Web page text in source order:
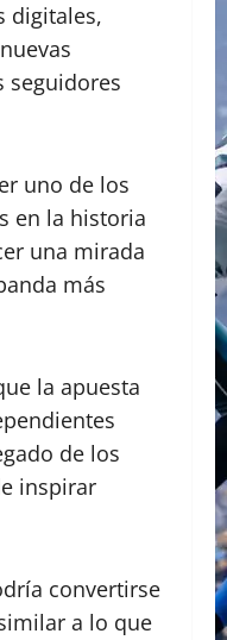
digitales,
seguidores
uno de los
en la historia
una mirada
más
la apuesta
de los
inspirar
convertirse
a lo que